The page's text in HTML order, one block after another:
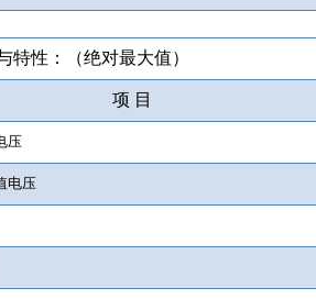
特性：（绝对最大值）
项 目
压
电压